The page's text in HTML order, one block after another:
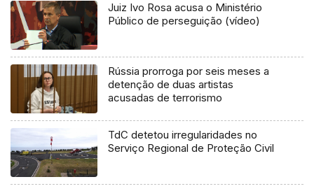
Juiz Ivo Rosa acusa o Ministério
Público de perseguição (vídeo)
Rússia prorroga por seis meses a
detenção de duas artistas
acusadas de terrorismo
TdC detetou irregularidades no
Serviço Regional de Proteção Civil